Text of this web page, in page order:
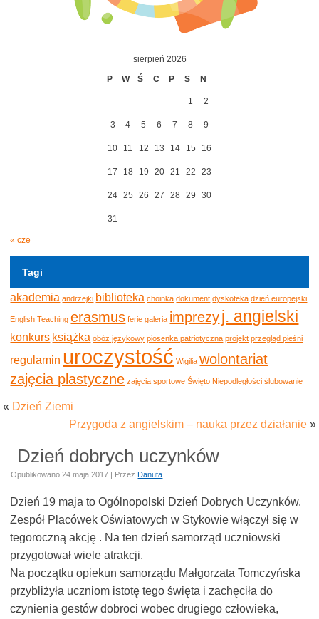
sierpień 2026
P
W Ś C P S N
1 2
3 4 5 6 7 8 9
10 11 12 13 14 15 16
17 18 19 20 21 22 23
24 25 26 27 28 29 30
31
« cze
Tagi
akademia andrzejki biblioteka choinka dokument dyskoteka dzień europejski
English Teaching erasmus ferie galeria imprezyj. angielski
konkurs książka obóz językowy piosenka patriotyczna projekt przegląd pieśni
regulamin uroczystość Wigilia wolontariat
zajęcia plastyczne zajęcia sportowe Święto Niepodległości ślubowanie
« Dzień Ziemi
Przygoda z angielskim – nauka przez działanie»
Dzień dobrych uczynków
Opublikowano 24 maja 2017 | Przez Danuta
Dzień 19 maja to Ogólnopolski Dzień Dobrych Uczynków.
Zespół Placówek Oświatowych w Stykowie włączył się w
tegoroczną akcję . Na ten dzień samorząd uczniowski
przygotował wiele atrakcji.
Na początku opiekun samorządu Małgorzata Tomczyńska
przybliżyła uczniom istotę tego święta i zachęciła do
czynienia gestów dobroci wobec drugiego człowieka,